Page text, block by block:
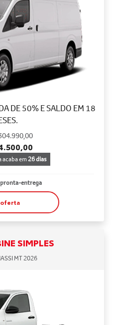
DE 50% E SALDO EM 18
acaba em26 dias
pronta-entrega
oferta
SIMPLES
MT 2026